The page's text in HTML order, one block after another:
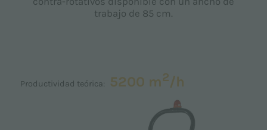
trabajo de 85 cm.
Productividad teórica: 5200 m2/h